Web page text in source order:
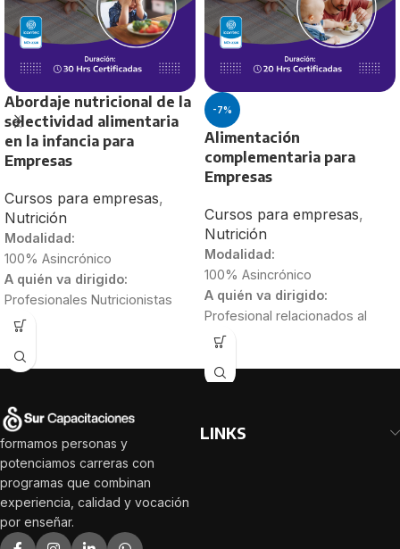
Abordaje nutricional de la
selectividad alimentaria
en la infancia para
Empresas
Cursos para empresas,
Nutrición
Modalidad:
100% Asincrónico
A quién va dirigido:
Profesionales Nutricionistas
Estudiantes de 4to y 5to año
30 Horas
-7%
Alimentación
complementaria para
Empresas
Cursos para empresas,
Nutrición
Modalidad:
100% Asincrónico
A quién va dirigido:
Profesional relacionados al
área de salud que deseen
conocimientos.
Técnicos, entre otras.
formamos personas y
potenciamos carreras con
programas que combinan
experiencia, calidad y vocación
por enseñar.
LINKS